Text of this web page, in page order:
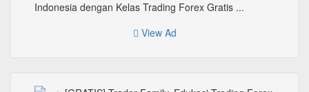
Indonesia dengan Kelas Trading Forex Gratis ...
View Ad